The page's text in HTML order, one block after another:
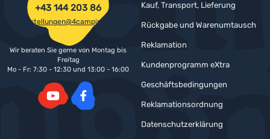
Kauf, Transport, Lieferung
Rückgabe und Warenumtausch
Reklamation
Kundenprogramm eXtra
Geschäftsbedingungen
Reklamationsordnung
Datenschutzerklärung
+43 144 203 86
bestellungen@4camping.at
Wir beraten Sie gerne von Montag bis
Freitag
Mo - Fr: 7:30 - 12:30 und 13:00 - 16:00